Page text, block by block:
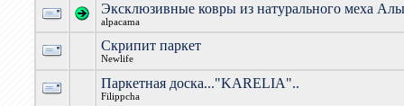
Эксклюзивные ковры из натурального меха
alpacama
Скрипит паркет
Newlife
Паркетная доска..."KARELIA"..
Filippcha